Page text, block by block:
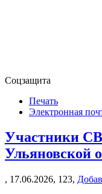
Соцзащита
Печать
Электронная
Участники
Ульяновской
, 17.06.2026, 123,